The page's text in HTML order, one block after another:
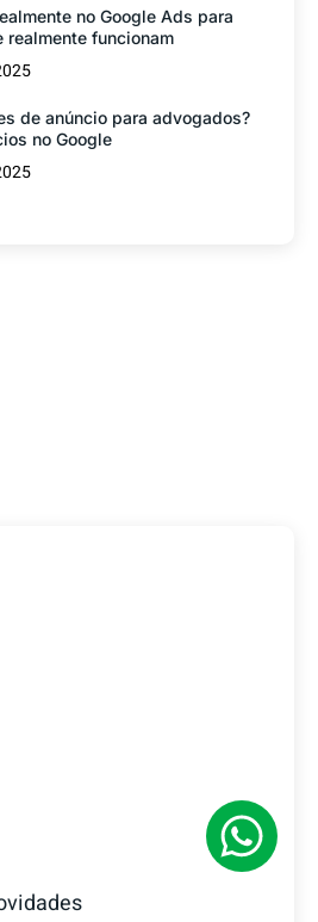
no Google Ads para
realmente funcionam
de anúncio para advogados?
no Google